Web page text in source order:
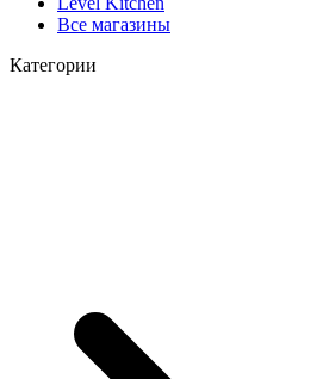
Все магазины
Категории